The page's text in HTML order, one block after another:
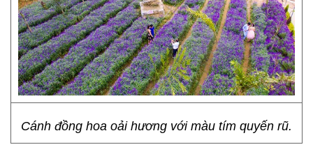
Cánh đồng hoa oải hương với màu tím quyến rũ.